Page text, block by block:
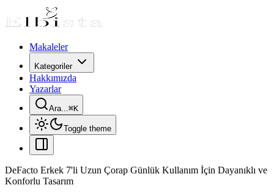
Makaleler
Kategoriler
Hakkımızda
Yazarlar
Ara...⌘K
Toggle theme
DeFacto Erkek 7'li Uzun Çorap Günlük Kullanım İçin Dayanıklı ve
Konforlu Tasarım